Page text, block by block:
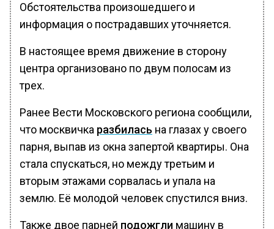
Обстоятельства произошедшего и
информация о пострадавших уточняется.
В настоящее время движение в сторону
центра организовано по двум полосам из
трех.
Ранее Вести Московского региона сообщили,
что москвичка разбилась на глазах у своего
парня, выпав из окна запертой квартиры. Она
стала спускаться, но между третьим и
вторым этажами сорвалась и упала на
землю. Её молодой человек спустился вниз.
Также двое парней подожгли машину в